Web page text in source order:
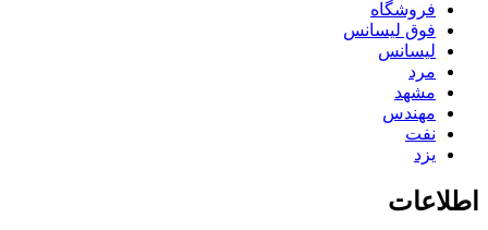
فروشگاه
فوق لیسانس
لیسانس
مرد
مشهد
مهندس
نفت
یزد
اطلاعات